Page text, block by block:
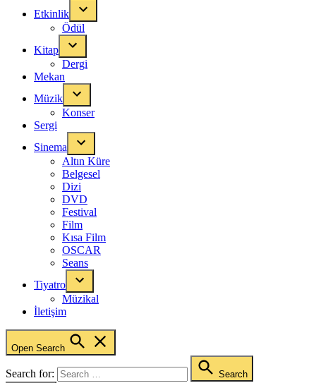
Etkinlik
Ödül
Kitap
Dergi
Mekan
Müzik
Konser
Sergi
Sinema
Altın Küre
Belgesel
Dizi
DVD
Festival
Film
Kısa Film
OSCAR
Seans
Tiyatro
Müzikal
İletişim
Open Search
Search for: Search